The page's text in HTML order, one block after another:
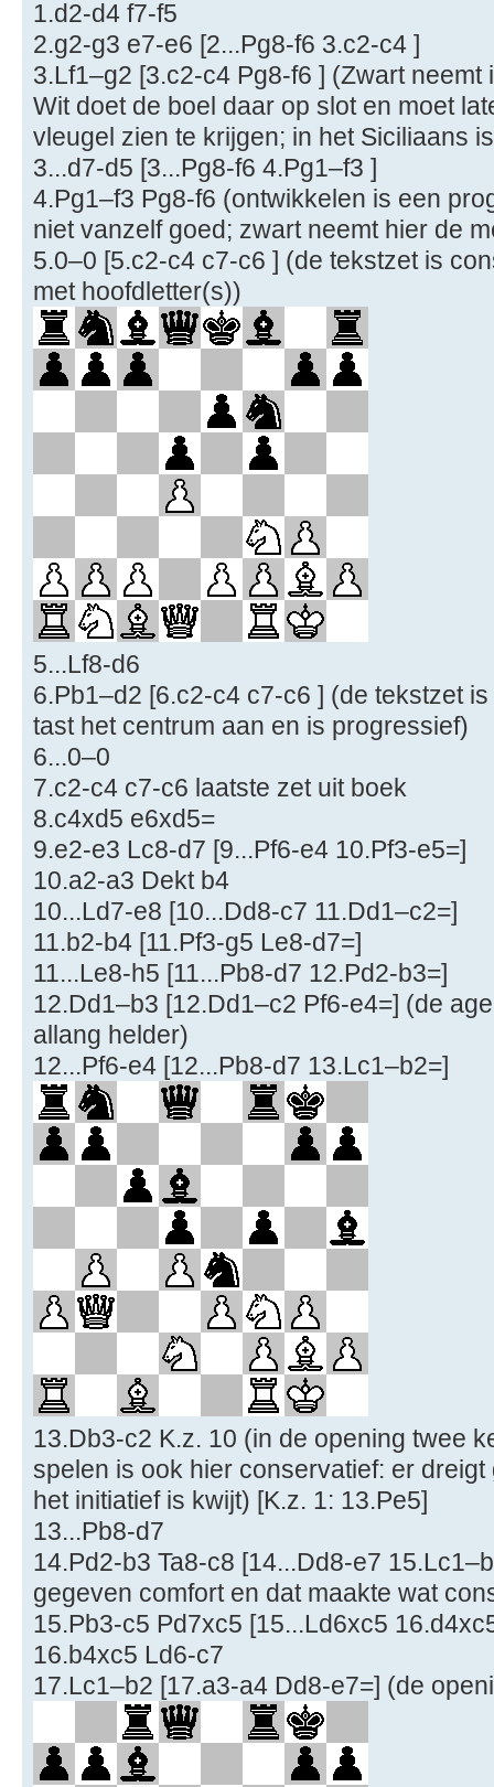
1.d2-d4 f7-f5
2.g2-g3 e7-e6 [2...Pg8-f6 3.c2-c4 ]
3.Lf1–g2 [3.c2-c4 Pg8-f6 ] (Zwart neemt
Wit doet de boel daar op slot en moet
vleugel zien te krijgen; in het Siciliaans
3...d7-d5 [3...Pg8-f6 4.Pg1–f3 ]
4.Pg1–f3 Pg8-f6 (ontwikkelen is een
niet vanzelf goed; zwart neemt hier de
5.0–0 [5.c2-c4 c7-c6 ] (de tekstzet is
met hoofdletter(s))
5...Lf8-d6
6.Pb1–d2 [6.c2-c4 c7-c6 ] (de tekstzet
tast het centrum aan en is progressief)
6...0–0
7.c2-c4 c7-c6 laatste zet uit boek
8.c4xd5 e6xd5=
9.e2-e3 Lc8-d7 [9...Pf6-e4 10.Pf3-e5=]
10.a2-a3 Dekt b4
10...Ld7-e8 [10...Dd8-c7 11.Dd1–c2=]
11.b2-b4 [11.Pf3-g5 Le8-d7=]
11...Le8-h5 [11...Pb8-d7 12.Pd2-b3=]
12.Dd1–b3 [12.Dd1–c2 Pf6-e4=] (de
allang helder)
12...Pf6-e4 [12...Pb8-d7 13.Lc1–b2=]
13.Db3-c2 K.z. 10 (in de opening twee
spelen is ook hier conservatief: er
het initiatief is kwijt) [K.z. 1: 13.Pe5]
13...Pb8-d7
14.Pd2-b3 Ta8-c8 [14...Dd8-e7
gegeven comfort en dat maakte wat
15.Pb3-c5 Pd7xc5 [15...Ld6xc5
16.b4xc5 Ld6-c7
17.Lc1–b2 [17.a3-a4 Dd8-e7=] (de